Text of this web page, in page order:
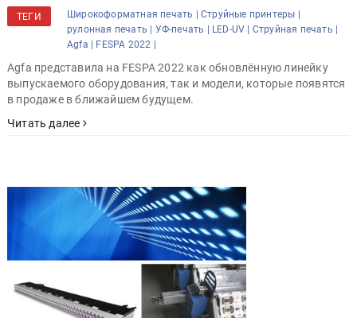
ТЕГИ Широкоформатная печать | Струйные принтеры |
рулонная печать | УФ-печать | LED-UV | Струйная печать |
Agfa | FESPA 2022 |
Agfa представила на FESPA 2022 как обновлённую линейку
выпускаемого оборудования, так и модели, которые появятся
в продаже в ближайшем будущем.
Читать далее